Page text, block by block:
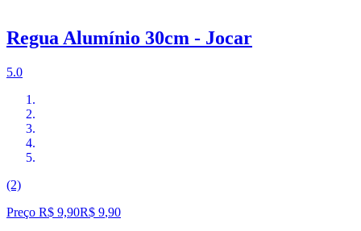
Regua Alumínio 30cm - Jocar
5.0
(2)
Preço R$ 9,90R$ 9,90